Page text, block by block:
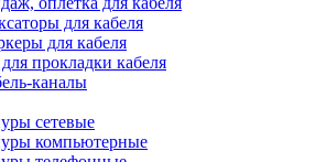
для кабеля
для кабеля
прокладки кабеля
каналы
сетевые
компьютерные